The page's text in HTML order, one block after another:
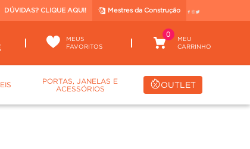
DÚVIDAS? CLIQUE AQUI! Mestres da Construção
MEUS
FAVORITOS
0
PORTAS, JANELAS E
ACESSÓRIOS
OUTLET